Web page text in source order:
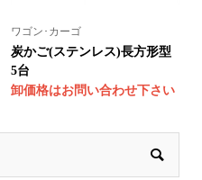
ワゴン･カーゴ
炭かご(ステンレス)長方形型
5台
卸価格はお問い合わせ下さい